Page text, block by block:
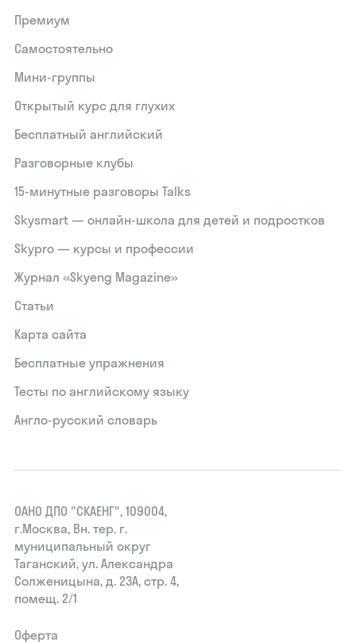
Премиум
Самостоятельно
Мини-группы
Открытый курс для глухих
Бесплатный английский
Разговорные клубы
15‑минутные разговоры Talks
Skysmart — онлайн-школа для детей и подростков
Skypro — курсы и профессии
Журнал «Skyeng Magazine»
Статьи
Карта сайта
Бесплатные упражнения
Тесты по английскому языку
Англо-русский словарь
ОАНО ДПО "СКАЕНГ", 109004,
г.Москва, Вн. тер. г.
муниципальный округ
Таганский, ул. Александра
Солженицына, д. 23А, стр. 4,
помещ. 2/1
Оферта